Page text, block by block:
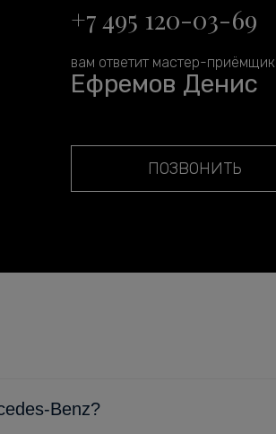
+7 495 120-03-69
вам ответит мастер-приёмщик
Ефремов Денис
ПОЗВОНИТЬ
Benz?